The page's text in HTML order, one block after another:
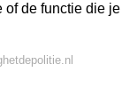
of de functie die